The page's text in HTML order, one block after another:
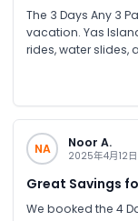
The 3 Days Any 3
vacation. Yas
rides, water slides,
NA Noor A.
2025年4月12日
Great Savings
We booked the 4